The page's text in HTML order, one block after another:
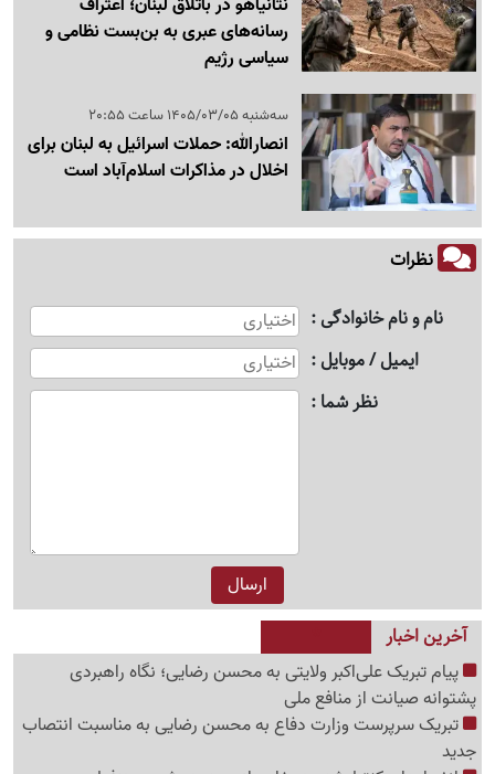
نتانیاهو در باتلاق لبنان؛ اعتراف
رسانه‌های عبری به بن‌بست نظامی و
سیاسی رژیم
سه‌شنبه 1405/03/05 ساعت 20:55
انصارالله: حملات اسرائیل به لبنان برای
اخلال در مذاکرات اسلام‌آباد است
نظرات
نام و نام خانوادگی
ایمیل / موبایل
نظر شما
آخرین اخبار
پیام تبریک علی‌اکبر ولایتی به محسن رضایی؛ نگاه راهبردی
پشتوانه صیانت از منافع ملی
تبریک سرپرست وزارت دفاع به محسن رضایی به مناسبت انتصاب
جدید